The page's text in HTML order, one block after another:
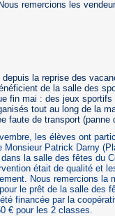
remercions les
la reprise des
de la salle des
fin mai : des jeux sportifs
tout au long de la
faute de transport (panne
les élèves ont
Monsieur Patrick Darny
la salle des fêtes du
était de qualité et
Nous remercions la
le prêt de la salle des
financée par la
€ pour les 2 classes.